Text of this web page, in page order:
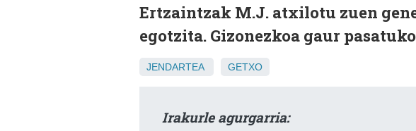
Ertzaintzak M.J. atxilotu zuen
egotzita. Gizonezkoa gaur
JENDARTEA GETXO
Irakurle agurgarria: